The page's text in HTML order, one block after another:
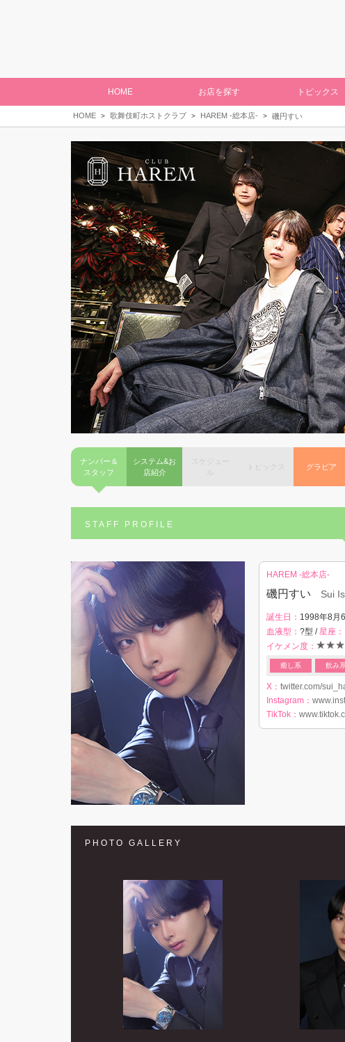
HOME お店を探す トピックス
HOME 歌舞伎町ホストクラブ HAREM -総本店- 磯円すい
ナンバー＆
スタッフ
システム&お
店紹介
スケジュー
トピックス グラビア
STAFF PROFILE
HAREM -総本店-
磯円すい Sui
誕生日： 1998年8月
血液型： ?型 /星座：
イケメン度：
癒し系 飲み系
X： twitter.com/
Instagram：
TikTok：
PHOTO GALLERY